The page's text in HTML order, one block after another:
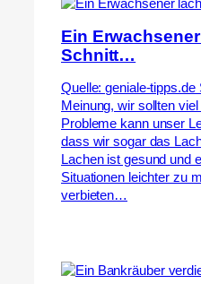
Ein
Schnitt…
Quelle: geniale-
Meinung, wir sollten
Probleme kann unser
dass wir sogar das
Lachen ist gesund und
Situationen leichter zu
verbieten…